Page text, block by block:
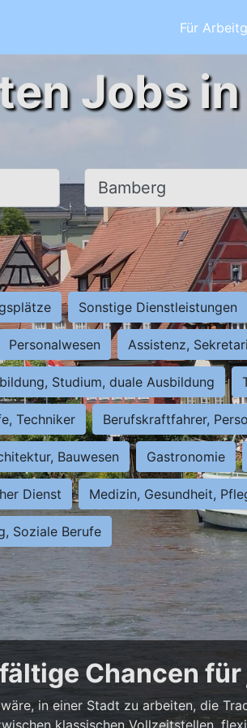
Für
Jobs
Ort, Stadt
Sonstige Dienstleistungen
Personalwesen Assistenz,
Studium, duale Ausbildung
Techniker Berufskraftfahrer,
Bauwesen Gastronomie
Dienst Medizin, Gesundheit,
Soziale Berufe
Chancen
in einer Stadt zu arbeiten, die